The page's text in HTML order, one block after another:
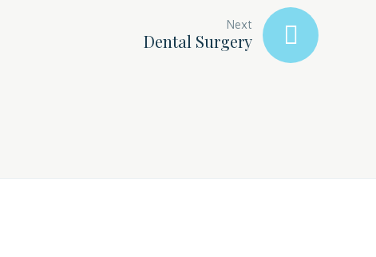
Next
Dental Surgery